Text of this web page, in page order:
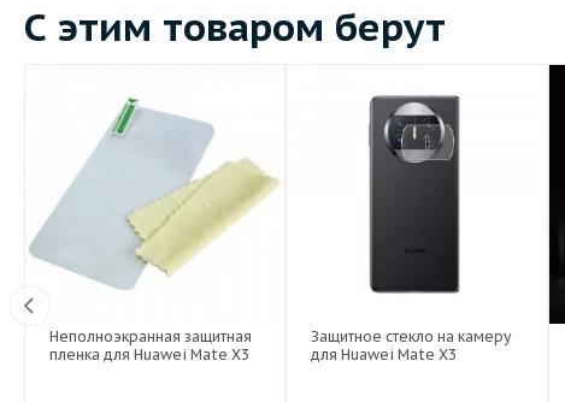
С этим товаром берут
Неполноэкранная защитная
пленка для Huawei Mate X3
Защитное стекло на камеру
для Huawei Mate X3